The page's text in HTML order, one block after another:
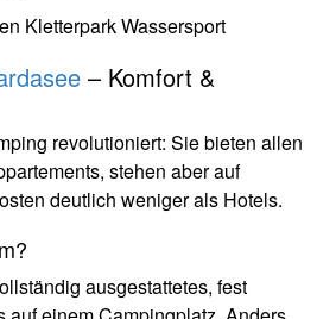
KletterparkWassersport
– Komfort &
revolutioniert: Sie bieten allen
stehen aber auf
deutlich weniger als Hotels.
ausgestattetes, fest